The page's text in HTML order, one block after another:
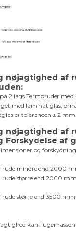
nøjagtighed af
2 lags Termoruder med
med laminat glas,
er tolerancen ± 2 mm.
nøjagtighed af
Forskydelse af
og forskydning
rude mindre end 2000
rude større end 2000
rude større end 3500
kan